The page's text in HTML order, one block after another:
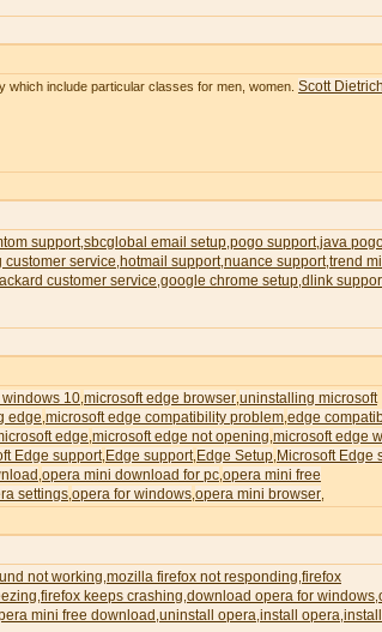
include particular classes for men, women. Scott
support,sbcglobal email setup pogo support,java
customer service hotmail support,nuance support,trend
customer service google chrome setup dlink
10 microsoft edge browser uninstalling microsoft
edge microsoft edge compatibility problem edge
edge microsoft edge not opening microsoft edge
Edge support Edge support Edge Setup Microsoft Edge
opera mini download for pc opera mini free
settings opera for windows opera mini browser
not working mozilla firefox not responding firefox
firefox keeps crashing download opera for windows
mini free download uninstall opera install opera